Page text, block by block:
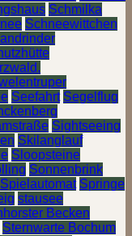
Schmilka
Schneewittchen
Seefahrt Segelflug
Sightseeing
Skilanglauf
Sloopsteine
Sonnenbrink
Spielautomat Springe
stausee
Becken
Sternwarte Bochum